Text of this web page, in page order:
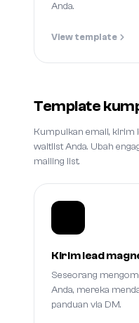
Anda.
View template
Template
Kumpulkan email, kirim
waitlist Anda. Ubah
mailing list.
Kirim lead
Seseorang
Anda, mereka
panduan via DM.